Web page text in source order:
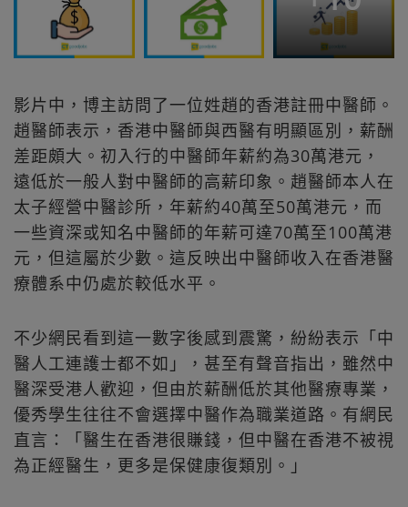
影片中，博主訪問了一位姓趙的香港註冊中醫師。
趙醫師表示，香港中醫師與西醫有明顯區別，薪酬
差距頗大。初入行的中醫師年薪約為30萬港元，
遠低於一般人對中醫師的高薪印象。趙醫師本人在
太子經營中醫診所，年薪約40萬至50萬港元，而
一些資深或知名中醫師的年薪可達70萬至100萬港
元，但這屬於少數。這反映出中醫師收入在香港醫
療體系中仍處於較低水平。
不少網民看到這一數字後感到震驚，紛紛表示「中
醫人工連護士都不如」，甚至有聲音指出，雖然中
醫深受港人歡迎，但由於薪酬低於其他醫療專業，
優秀學生往往不會選擇中醫作為職業道路。有網民
直言：「醫生在香港很賺錢，但中醫在香港不被視
為正經醫生，更多是保健康復類別。」